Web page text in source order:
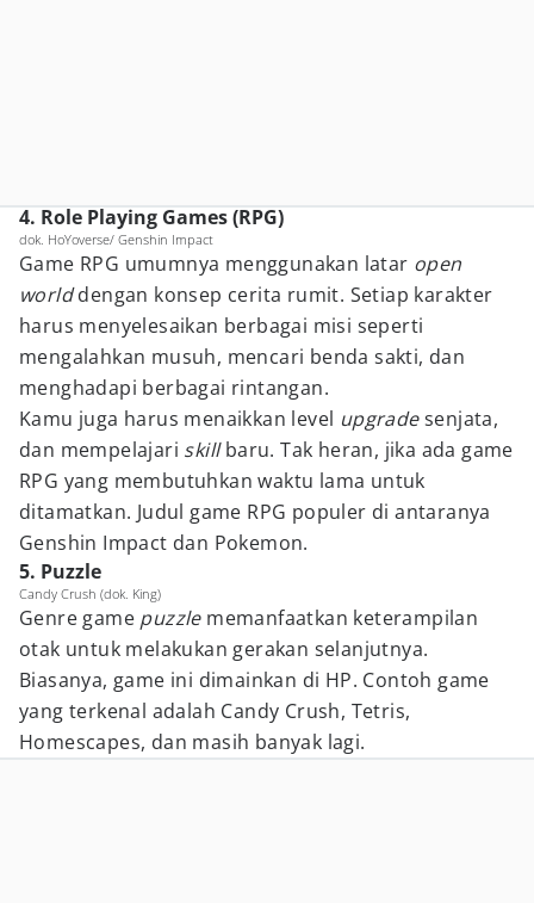
4. Role Playing Games (RPG)
dok. HoYoverse/ Genshin Impact
Game RPG umumnya menggunakan latar open
worlddengan konsep cerita rumit. Setiap karakter
harus menyelesaikan berbagai misi seperti
mengalahkan musuh, mencari benda sakti, dan
menghadapi berbagai rintangan.
Kamu juga harus menaikkan level upgradesenjata,
dan mempelajari skillbaru. Tak heran, jika ada game
RPG yang membutuhkan waktu lama untuk
ditamatkan. Judul game RPG populer di antaranya
Genshin Impact dan Pokemon.
5. Puzzle
Candy Crush (dok. King)
Genre game puzzle memanfaatkan keterampilan
otak untuk melakukan gerakan selanjutnya.
Biasanya, game ini dimainkan di HP. Contoh game
yang terkenal adalah Candy Crush, Tetris,
Homescapes, dan masih banyak lagi.